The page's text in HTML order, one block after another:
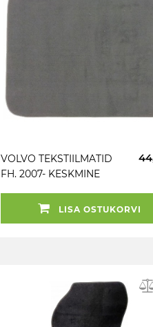
VOLVO TEKSTIILMATID
FH. 2007- KESKMINE
LISA OSTUKORVI